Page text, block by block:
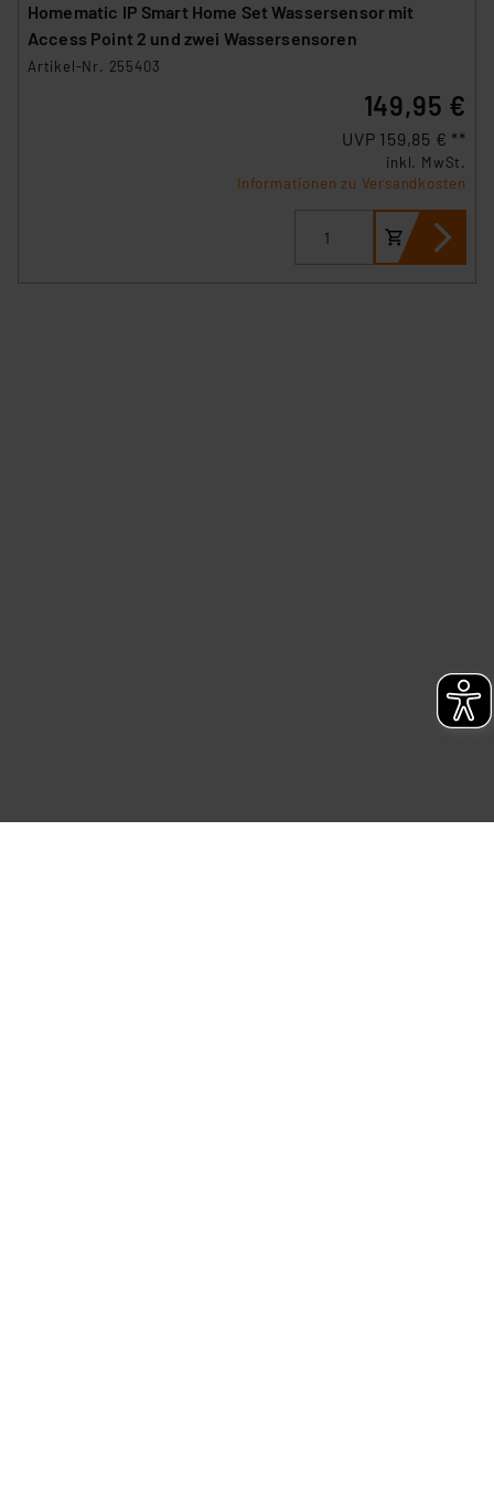
Homematic IP Smart Home Set Wassersensor mit
Access Point 2 und zwei Wassersensoren
Artikel-Nr. 255403
149,95 €
UVP 159,85 € **
inkl. MwSt.
Informationen zu Versandkosten